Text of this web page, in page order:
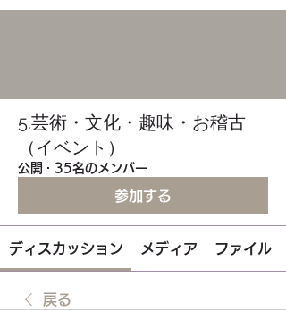
5.芸術・文化・趣味・お稽古
（イベント）
公開 · 35名のメンバー
参加する
ディスカッション メディア ファイル
戻る